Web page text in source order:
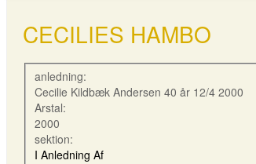
CECILIES HAMBO
anledning:
Cecilie Kildbæk Andersen 40 år 12/4 2000
Arstal:
2000
sektion:
I Anledning Af